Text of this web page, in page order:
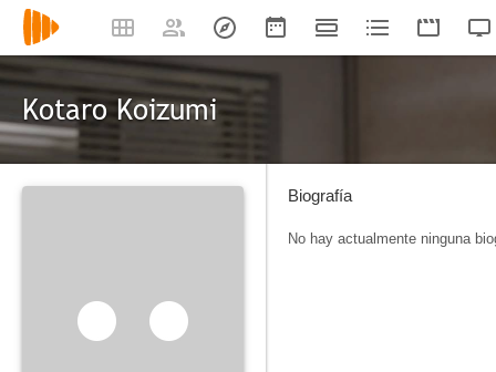
Kotaro Koizumi
Biografía
No hay actualmente ninguna